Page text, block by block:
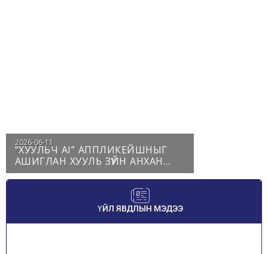
2026-06-11
“ХУУЛЬЧ АІ” АППЛИКЕЙШНЫГ
АШИГЛАН ХУУЛЬ ЗҮЙН АНХАН
ШАТНЫ ЗӨВЛӨГӨӨ,
МЭДЭЭЛЛИЙГ ҮНЭ ТӨЛБӨРГҮЙ
ҮЙЛ ЯВДЛЫН МЭДЭЭ